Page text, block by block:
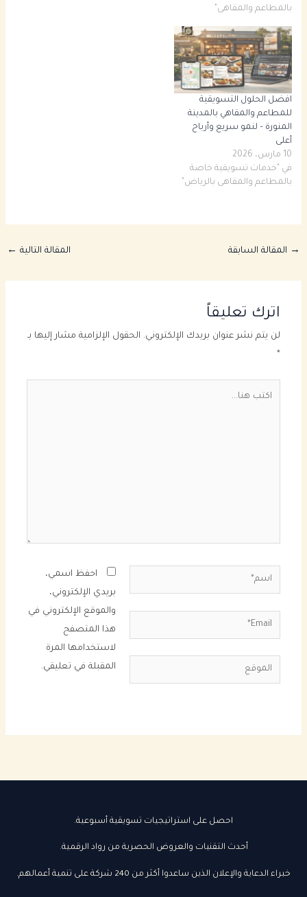
بالمطاعم والمقاهى"
افضل الحلول التسويقية
للمطاعم والمقاهي بالمدينة
المنورة – لنمو سريع وأرباح
أعلى
10 مارس، 2026
في "خدمات تسويقية خاصة
بالمطاعم والمقاهى بالرياض"
→ المقالة السابقة المقالة التالية ←
اترك تعليقاً
لن يتم نشر عنوان بريدك الإلكتروني. الحقول الإلزامية مشار إليها بـ
*
اسم*
Email*
الموقع
احفظ اسمي،
بريدي الإلكتروني،
والموقع الإلكتروني في
هذا المتصفح
لاستخدامها المرة
المقبلة في تعليقي.
احصل على استراتيجيات تسويقية أسبوعية.
أحدث التقنيات والعروض الحصرية من رواد الرقمية.
خبراء الدعاية والإعلان الذين ساعدوا أكثر من 240 شركة على تنمية أعمالهم.